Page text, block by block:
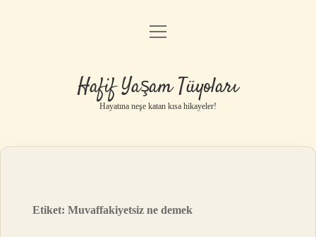
Anasayfa
Yasal Uyarı
menüyü
Hafif Yaşam Tüyoları
Hayatına neşe katan kısa hikayeler!
Etiket:Muvaffakiyetsiz ne demek